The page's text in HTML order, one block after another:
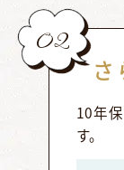
02
10年
す。